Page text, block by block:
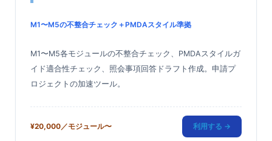
M1〜M5の不整合チェック＋PMDAスタイル準拠
M1〜M5各モジュールの不整合チェック、PMDAスタイルガ
イド適合性チェック、照会事項回答ドラフト作成。申請プ
ロジェクトの加速ツール。
¥20,000／モジュール〜 利用する →